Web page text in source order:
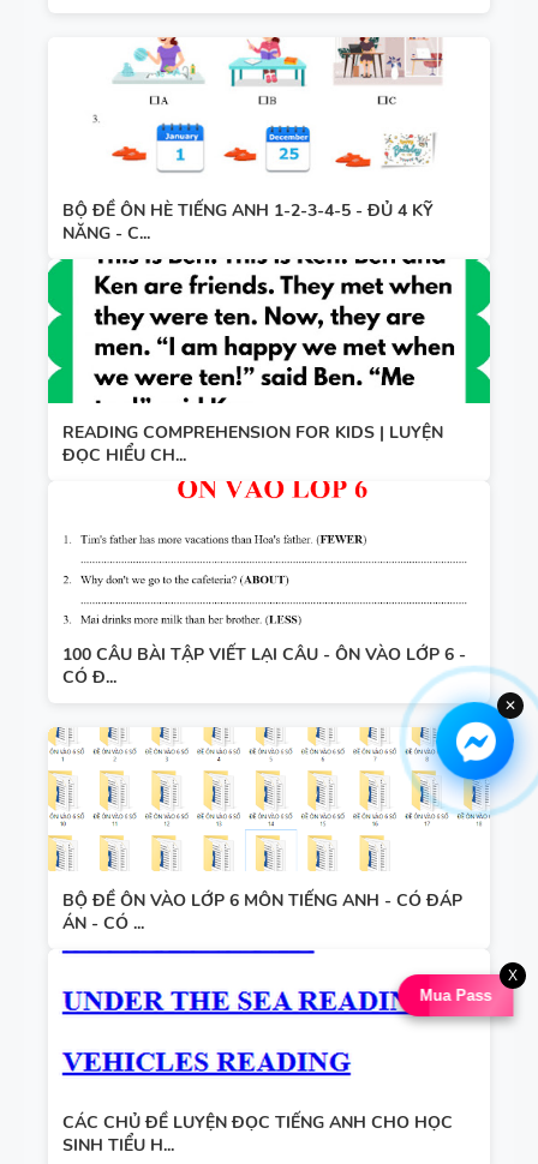
BỘ ĐỀ ÔN HÈ TIẾNG ANH 1-2-3-4-5 - ĐỦ 4 KỸ
NĂNG - C...
READING COMPREHENSION FOR KIDS | LUYỆN
ĐỌC HIỂU CH...
100 CÂU BÀI TẬP VIẾT LẠI CÂU - ÔN VÀO LỚP 6 -
CÓ Đ...
BỘ ĐỀ ÔN VÀO LỚP 6 MÔN TIẾNG ANH - CÓ ĐÁP
ÁN - CÓ ...
CÁC CHỦ ĐỀ LUYỆN ĐỌC TIẾNG ANH CHO HỌC
SINH TIỂU H...
Mua Pass
X
✕